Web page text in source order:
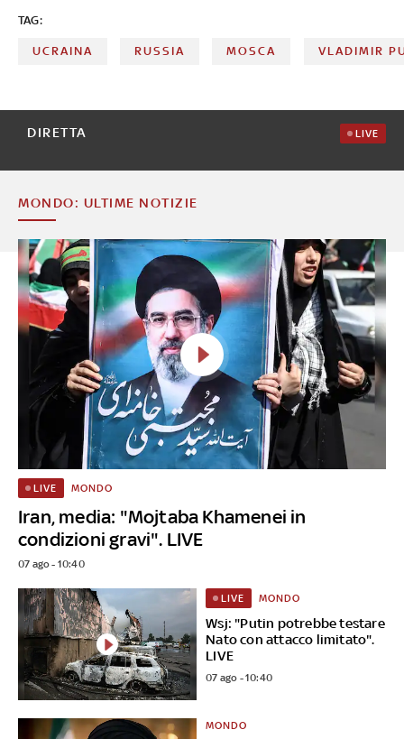
TAG:
UCRAINA RUSSIA MOSCA VLADIMIR
DIRETTA LIVE
MONDO: ULTIME NOTIZIE
Iran, media: "Mojtaba Khamenei in
condizioni gravi". LIVE
LIVE MONDO
07 ago - 10:40
Wsj: "Putin potrebbe testare
Nato con attacco limitato".
LIVE
LIVE MONDO
07 ago - 10:40
MONDO